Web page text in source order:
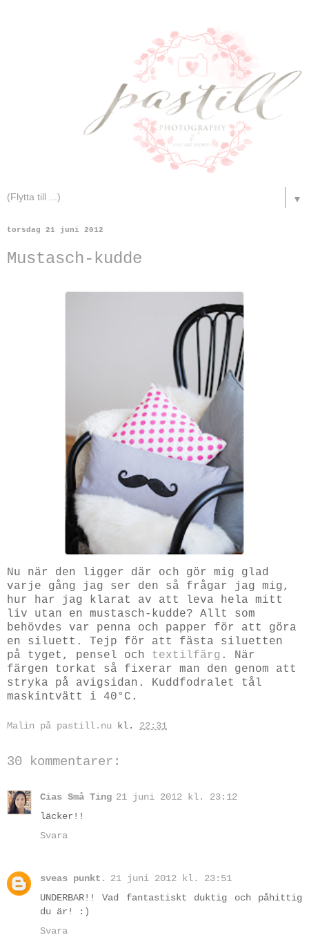
▼
torsdag 21 juni 2012
Mustasch-kudde
Nu när den ligger där och gör mig glad
varje gång jag ser den så frågar jag mig,
hur har jag klarat av att leva hela mitt
liv utan en mustasch-kudde? Allt som
behövdes var penna och papper för att göra
en siluett. Tejp för att fästa siluetten
på tyget, pensel och textilfärg . När
färgen torkat så fixerar man den genom att
stryka på avigsidan. Kuddfodralet tål
maskintvätt i 40°C.
Malin på pastill.nu kl. 22:31
30 kommentarer:
Cias Små Ting 21 juni 2012 kl. 23:12
läcker!!
Svara
sveas punkt.
21 juni 2012 kl. 23:51
UNDERBAR!! Vad fantastiskt duktig och påhittig
du är! :)
Svara